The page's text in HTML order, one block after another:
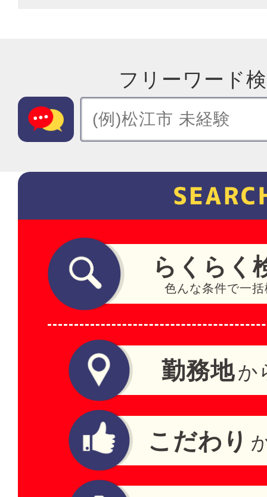
フリーワード
らくらく
色んな条件で一
勤務地か
こだわり